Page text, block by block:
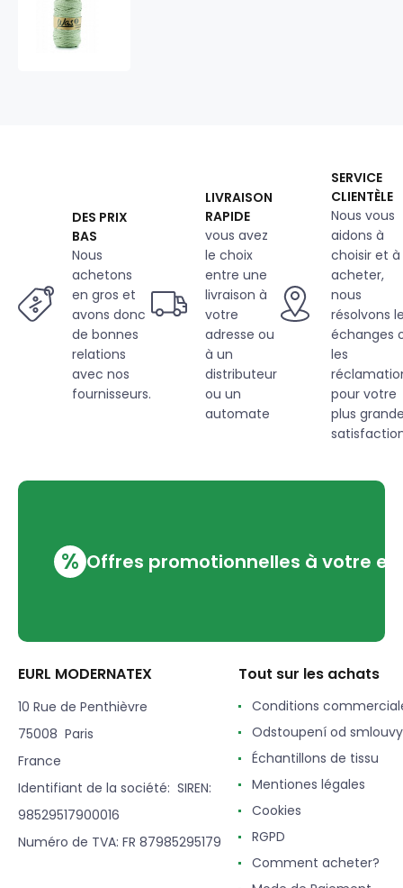
DES PRIX
BAS
Nous
achetons
en gros et
avons donc
de bonnes
relations
avec nos
fournisseurs.
LIVRAISON
RAPIDE
vous avez
le choix
entre une
livraison à
votre
adresse ou
à un
distributeur
ou un
automate
SERVICE
CLIENTÈLE
Nous vous
aidons à
choisir et à
acheter,
nous
résolvons
échanges
les
pour votre
plus
% Offres promotionnelles à votre
EURL MODERNATEX
10 Rue de Penthièvre
75008 Paris
France
Identifiant de la société: SIREN:
98529517900016
Numéro de TVA: FR 87985295179
Tout sur les achats
Conditions
Odstoupení od smlouvy
Échantillons de tissu
Mentiones légales
Cookies
RGPD
Comment acheter?